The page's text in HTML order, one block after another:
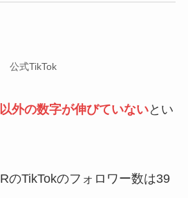
公式TikTok
外の数字が伸びていないとい
のTikTokのフォロワー数は39